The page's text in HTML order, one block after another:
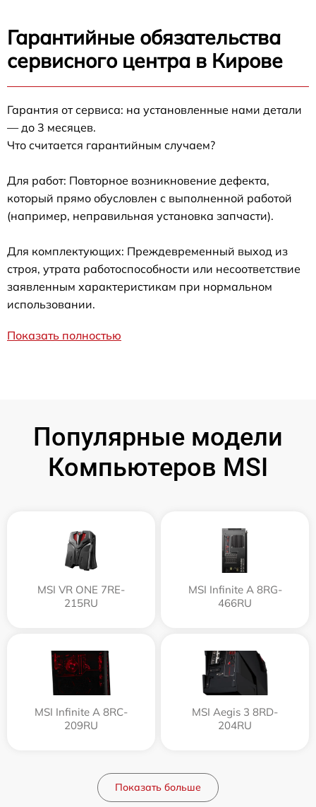
Гарантийные обязательства
сервисного центра в Кирове
Гарантия от сервиса: на установленные нами детали
— до 3 месяцев.
Что считается гарантийным случаем?
Для работ: Повторное возникновение дефекта,
который прямо обусловлен с выполненной работой
(например, неправильная установка запчасти).
Для комплектующих: Преждевременный выход из
строя, утрата работоспособности или несоответствие
заявленным характеристикам при нормальном
использовании.
Показать полностью
Популярные модели
Компьютеров MSI
MSI VR ONE 7RE-
215RU
MSI Infinite A 8RG-
466RU
MSI Infinite A 8RC-
209RU
MSI Aegis 3 8RD-
204RU
Показать больше